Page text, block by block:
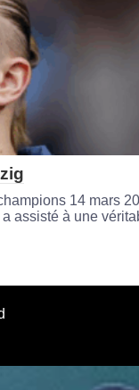
14 mars
assisté à une